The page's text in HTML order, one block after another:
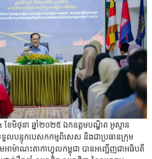
ែមិថុនា ឆ្នាំ២០២៥ ឯកឧត្តមបណ្ឌិត អូស្មាន
ទួលបន្ទុកបេសកកម្មពិសេស និងជាប្រធានក្រុម
អាម៉ាណះតាកាហ្វុលកម្ពុជា បានអញ្ជើញជាអធិបតី